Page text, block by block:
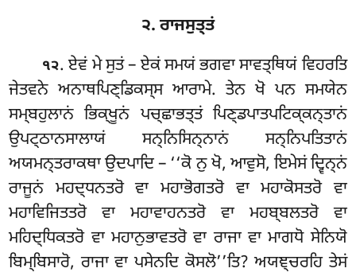
੨. ਰਾਜਸੁਤ੍ਤਂ
੧੨. ਏਵਂ ਮੇ ਸੁਤਂ – ਏਕਂ ਸਮਯਂ ਭਗਵਾ ਸਾਵਤ੍ਥਿਯਂ ਵਿਹਰਤਿ
ਜੇਤਵਨੇ ਅਨਾਥਪਿਣ੍ਡਿਕਸ੍ਸ ਆਰਾਮੇ. ਤੇਨ ਖੋ ਪਨ ਸਮਯੇਨ
ਸਮ੍ਬਹੁਲਾਨਂ ਭਿਕ੍ਖੂਨਂ ਪਚ੍ਛਾਭਤ੍ਤਂ ਪਿਣ੍ਡਪਾਤਪਟਿਕ੍ਕਨ੍ਤਾਨਂ
ਉਪਟ੍ਠਾਨਸਾਲਾਯਂ ਸਨ੍ਨਿਸਿਨ੍ਨਾਨਂ ਸਨ੍ਨਿਪਤਿਤਾਨਂ
ਅਯਮਨ੍ਤਰਾਕਥਾ ਉਦਪਾਦਿ – ‘‘ਕੋ ਨੁ ਖੋ, ਆਵੁਸੋ, ਇਮੇਸਂ ਦ੍ਵਿਨ੍ਨਂ
ਰਾਜੂਨਂ ਮਹਦ੍ਧਨਤਰੋ ਵਾ ਮਹਾਭੋਗਤਰੋ ਵਾ ਮਹਾਕੋਸਤਰੋ ਵਾ
ਮਹਾਵਿਜਿਤਤਰੋ ਵਾ ਮਹਾਵਾਹਨਤਰੋ ਵਾਮਹਬ੍ਬਲਤਰੋ ਵਾ
ਮਹਿਦ੍ਧਿਕਤਰੋ ਵਾ ਮਹਾਨੁਭਾਵਤਰੋ ਵਾ ਰਾਜਾ ਵਾ ਮਾਗਧੋ ਸੇਨਿਯੋ
ਬਿਮ੍ਬਿਸਾਰੋ, ਰਾਜਾ ਵਾ ਪਸੇਨਦਿ ਕੋਸਲੋ’’ਤਿ? ਅਯਞ੍ਚਰਹਿ ਤੇਸਂ